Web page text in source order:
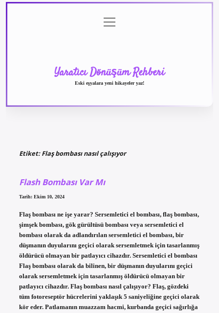
menüyü
aç
Yaratıcı Dönüşüm Rehberi
Eski eşyalara yeni hikayeler yaz!
Etiket:Flaş bombası nasıl çalışıyor
Flash Bombası Var Mı
Tarih: Ekim 10, 2024
Flaş bombası ne işe yarar? Sersemletici el bombası, flaş bombası,
şimşek bombası, gök gürültüsü bombası veya sersemletici el
bombası olarak da adlandırılan sersemletici el bombası, bir
düşmanın duyularını geçici olarak sersemletmek için tasarlanmış
öldürücü olmayan bir patlayıcı cihazdır. Sersemletici el bombası
Flaş bombası olarak da bilinen, bir düşmanın duyularını geçici
olarak sersemletmek için tasarlanmış öldürücü olmayan bir
patlayıcı cihazdır. Flaş bombası nasıl çalışıyor? Flaş, gözdeki
tüm fotoreseptör hücrelerini yaklaşık 5 saniyeliğine geçici olarak
kör eder. Patlamanın muazzam hacmi, kurbanda geçici sağırlığa